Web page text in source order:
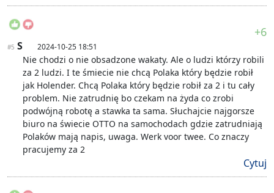
+6
#5 S 2024-10-25 18:51
Nie chodzi o nie obsadzone wakaty. Ale o ludzi którzy robili
za 2 ludzi. I te śmiecie nie chcą Polaka który będzie robił
jak Holender. Chcą Polaka który będzie robił za 2 i tu cały
problem. Nie zatrudnię bo czekam na żyda co zrobi
podwójną robotę a stawka ta sama. Słuchajcie najgorsze
biuro na świecie OTTO na samochodach gdzie zatrudniają
Polaków mają napis, uwaga. Werk voor twee. Co znaczy
pracujemy za 2
Cytuj